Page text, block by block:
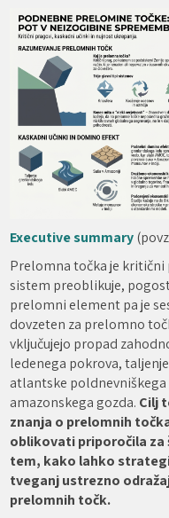
Executive summary
Prelomna točka je kritični
sistem preoblikuje,
prelomni element pa je
dovzeten za prelomno
vključujejo propad
ledenega pokrova,
atlantske poldnevniškega
amazonskega gozda. Cilj
znanja o prelomnih
oblikovati priporočila
tem, kako lahko
tveganj ustrezno
prelomnih točk.